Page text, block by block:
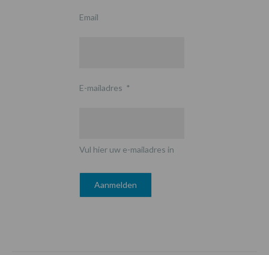
Email
E-mailadres *
Vul hier uw e-mailadres in